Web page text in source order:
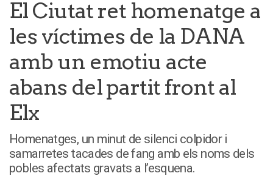
El Ciutat ret homenatge a
les víctimes de la DANA
amb un emotiu acte
abans del partit front al
Elx
Homenatges, un minut de silenci colpidor i
samarretes tacades de fang amb els noms dels
pobles afectats gravats a l’esquena.